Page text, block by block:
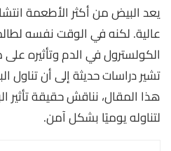
يعد البيض من أكثر الأطعمة
عالية. لكنه في الوقت نفسه
الكولسترول في الدم وتأثيره
تشير دراسات حديثة إلى أن
هذا المقال، نناقش حقيقة تأثير
لتناوله يوميًا بشكل آمن.